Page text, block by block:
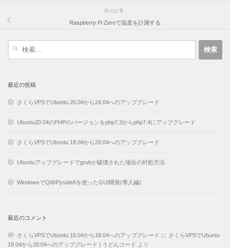
前の記事
Raspberry Pi Zeroで温度を計測する
最近の投稿
さくらVPSでUbuntu 20.04から24.04へのアップグレード
Ubuntu20.04のPHPのバージョンをphp7.3からphp7.4にアップグレード
さくらVPSでUbuntu 18.04から20.04へのアップグレード
Ubuntuアップグレードでgrubが破壊された場合の対処方法
WindowsでQt6/Pyside6を使ったGUI開発(導入編)
最近のコメント
さくらVPSでUbuntu 16.04から18.04へのアップグレード に さくらVPSでUbuntu
18.04から20.04へのアップグレード | うどんコード より